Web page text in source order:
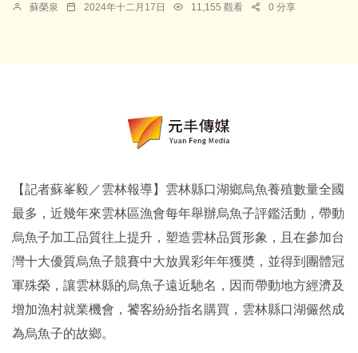
蘇榮泉 2024年十二月17日 11,155 觀看 0 分享
【記者蘇峯毅／雲林報導】雲林縣口湖鄉烏魚養殖數量全國
最多，近幾年來雲林區漁會每年舉辦烏魚子評鑑活動，帶動
烏魚子加工品質往上提升，塑造雲林品質形象，且在參加台
灣十大優質烏魚子競賽中大放異彩年年獲奬，並得到團體冠
軍殊榮，讓雲林縣的烏魚子遠近馳名，因而帶動地方經濟及
增加漁村就業機會，饕客紛紛指名購買，雲林縣口湖儼然成
為烏魚子的故鄉。